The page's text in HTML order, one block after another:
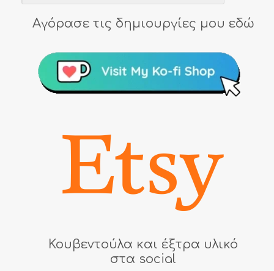
Αγόρασε τις δημιουργίες μου εδώ
Κουβεντούλα και έξτρα υλικό
στα social